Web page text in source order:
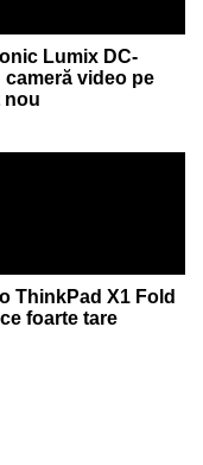
Lumix DC-
cameră video pe
nou
ThinkPad X1 Fold
foarte tare